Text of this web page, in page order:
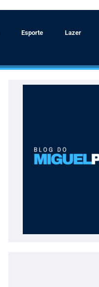
Esporte Lazer